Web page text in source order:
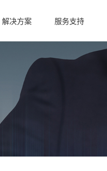
解决方案 服务支持